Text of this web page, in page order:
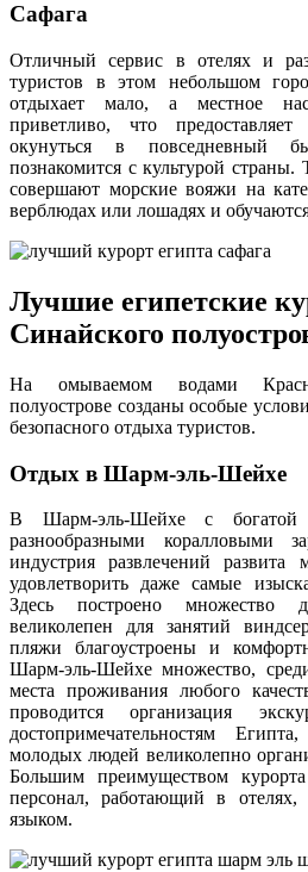
Сафага
Отличный сервис в отелях и
туристов в этом небольшом
отдыхает мало, а местное
приветливо, что
окунуться в повседневный
познакомится с культурой
совершают морские вояжи на
верблюдах или лошадях и
Лучшие египетские
Синайского
На омываемом водами
полуострове созданы особые
безопасного отдыха туристов.
Отдых в Шарм-эль-Шейхе
В Шарм-эль-Шейхе с богатой
разнообразными коралловыми
индустрия развлечений развита
удовлетворить даже самые
Здесь построено множество
великолепен для занятий
пляжи благоустроены и
Шарм-эль-Шейхе множество,
места проживания любого
проводится организация
достопримечательностям
молодых людей великолепно
Большим преимуществом
персонал, работающий в отелях,
языком.